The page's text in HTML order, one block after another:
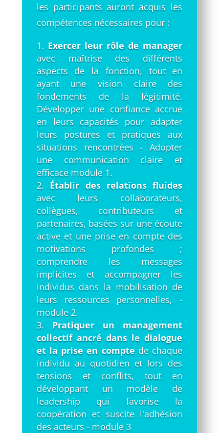
les participants auront acquis les
compétences nécessaires pour :
Exercer leur rôle de manager
avec maîtrise des différents
aspects de la fonction, tout en
ayant une vision claire des
fondements de la légitimité.
Développer une confiance accrue
en leurs capacités pour adapter
leurs postures et pratiques aux
situations rencontrées - Adopter
une communication claire et
efficace module 1.
Établir des relations fluides
avec leurs collaborateurs,
collègues, contributeurs et
partenaires, basées sur une écoute
active et une prise en compte des
motivations profondes ;
comprendre les messages
implicites et accompagner les
individus dans la mobilisation de
leurs ressources personnelles, -
module 2.
Pratiquer un management
collectif ancré dans le dialogue
et la prise en compte de chaque
individu au quotidien et lors des
tensions et conflits, tout en
développant un modèle de
leadership qui favorise la
coopération et suscite l'adhésion
des acteurs - module 3